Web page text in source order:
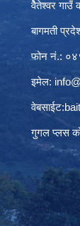
वैेतेश्वर गाउँ
बागमती‌
फोन नं.:
इमेल:
गुगल प्लस